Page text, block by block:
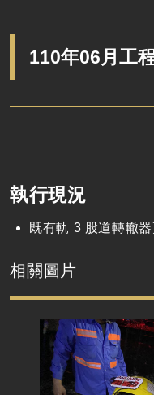
110年06月工
執行現況
既有軌 3 股道轉轍器
相關圖片